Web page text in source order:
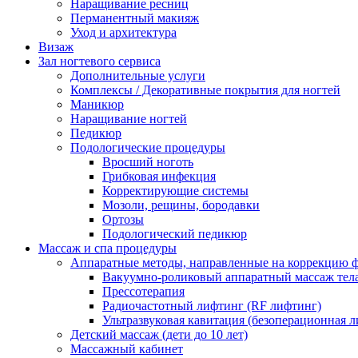
Наращивание ресниц
Перманентный макияж
Уход и архитектура
Визаж
Зал ногтевого сервиса
Дополнительные услуги
Комплексы / Декоративные покрытия для ногтей
Маникюр
Наращивание ногтей
Педикюр
Подологические процедуры
Вросший ноготь
Грибковая инфекция
Корректирующие системы
Мозоли, рещины, бородавки
Ортозы
Подологический педикюр
Массаж и спа процедуры
Аппаратные методы, направленные на коррекцию
Вакуумно-роликовый аппаратный массаж
Прессотерапия
Радиочастотный лифтинг (RF лифтинг)
Ультразвуковая кавитация (безоперационная
Детский массаж (дети до 10 лет)
Массажный кабинет